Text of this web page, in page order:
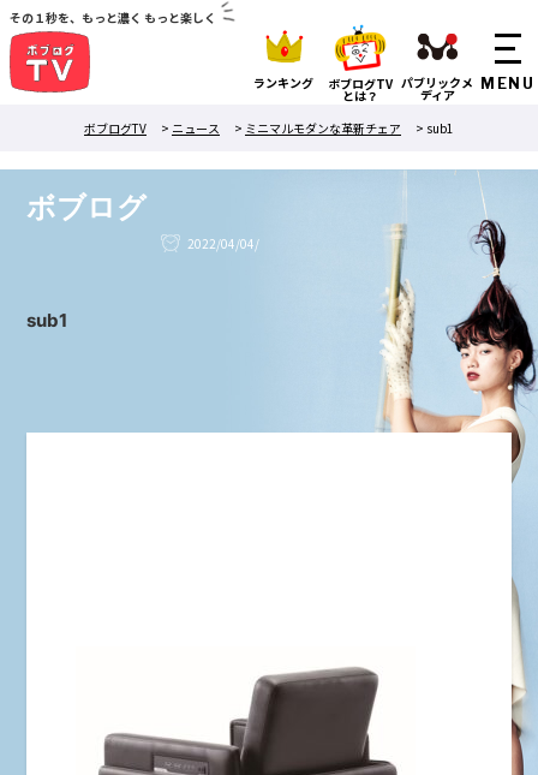
その１秒を、もっと濃く もっと楽しく
ランキング ボブログTV
とは？
パブリックメ
ディア
ボブログTV
> ニュース > ミニマルモダンな革新チェア > sub1
ボブログ
2022/04/04/
sub1